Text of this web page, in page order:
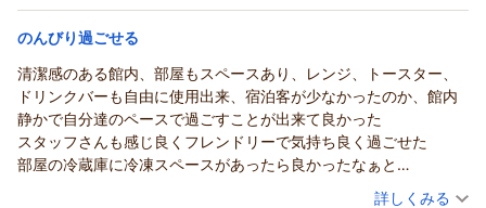
楽しみ頂けましたら幸いでございます。 今後も、快適なご滞在
を提供出来ますようスタッフ一同努めて参りますので、よろし
き、ありがとうございました。またのお越しをスタッフ一同お
待ち申し上げております。
Sincerely,
Fairfield by Marriott Tochigi Motegi
（返信日：2026/06/05）
ツイン 食事なし
宿泊価格帯： 12,001～13,000円(大人一人あたり/税込)
フェアフィールド・バイ・マリオット・栃木もてぎからの返信
この度は数あるホテルの中からフェアフィールド・バイ・マリ
オット･栃木宇都宮をご利用頂き誠にありがとうございました。
ホテル内にレストランや浴槽がなく、ご不便をお掛けしたと存
じます。フェアフィールド･バイ･マリオット道の駅プロジェク
のんびり過ごせる
清潔感のある館内、部屋もスペースあり、レンジ、トースター、
ドリンクバーも自由に使用出来、宿泊客が少なかったのか、館内
静かで自分達のペースで過ごすことが出来て良かった
スタッフさんも感じ良くフレンドリーで気持ち良く過ごせた
部屋の冷蔵庫に冷凍スペースがあったら良かったなぁと
（投稿日：2026/03/23）
詳しくみる